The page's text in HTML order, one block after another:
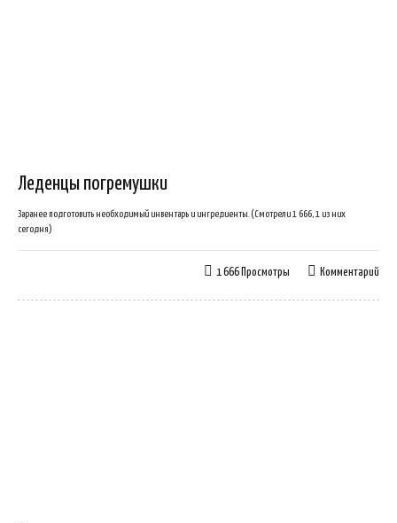
Леденцы погремушки
Заранее подготовить необходимый инвентарь и ингредиенты. (Смотрели 1 666, 1 из них
сегодня)
Комментарий
1 666 Просмотры